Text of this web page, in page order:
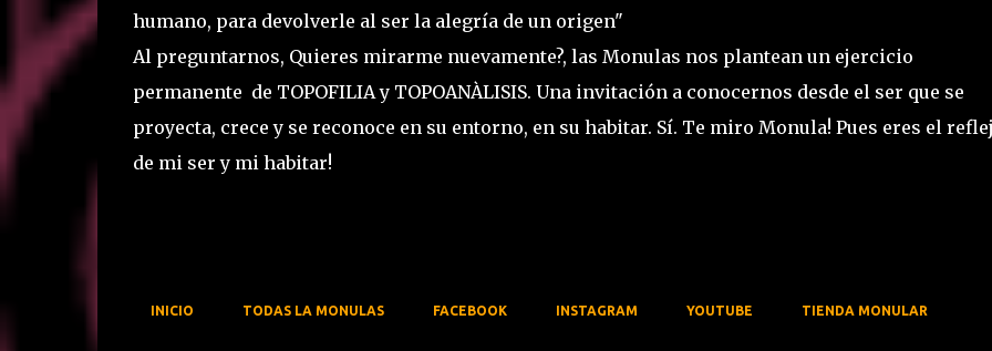
humano, para devolverle al ser la alegría de un origen"
Al preguntarnos, Quieres mirarme nuevamente?, las Monulas nos plantean un ejercicio
permanente de TOPOFILIA y TOPOANÀLISIS. Una invitación a conocernos desde el ser que se
proyecta, crece y se reconoce en su entorno, en su habitar. Sí. Te miro Monula! Pues eres el
de mi ser y mi habitar!
INICIO TODAS LA MONULAS FACEBOOK INSTAGRAM YOUTUBE TIENDA MONULAR